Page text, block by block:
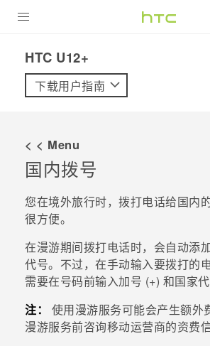
VIVE
支持帮助
在线客服
HTC U12+‎
下载用户指南
< < Menu
国内拨号
您在境外旅行时，拨打电话给国内
很方便。
在漫游期间拨打电话时，会自动添
代号。不过，在手动输入要拨打的
需要在号码前输入加号 (+) 和国家代
注：
使用漫游服务可能会产生额外
漫游服务前咨询移动运营商的资费信